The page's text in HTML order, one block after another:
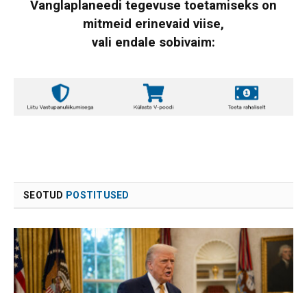
Vanglaplaneedi tegevuse toetamiseks on
mitmeid erinevaid viise,
vali endale sobivaim:
SEOTUD POSTITUSED